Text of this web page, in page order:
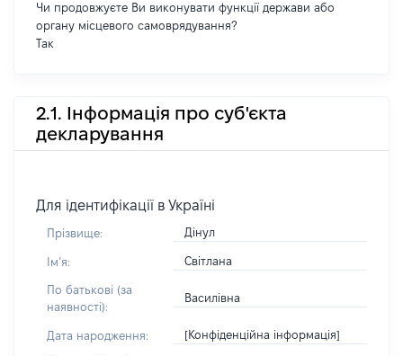
Чи продовжуєте Ви виконувати функції держави або
органу місцевого самоврядування?
Так
2.1. Інформація про суб'єкта
декларування
Для ідентифікації в Україні
Прізвище: Дінул
Імʼя: Світлана
По батькові (за
наявності):
Василівна
Дата народження: [Конфіденційна інформація]